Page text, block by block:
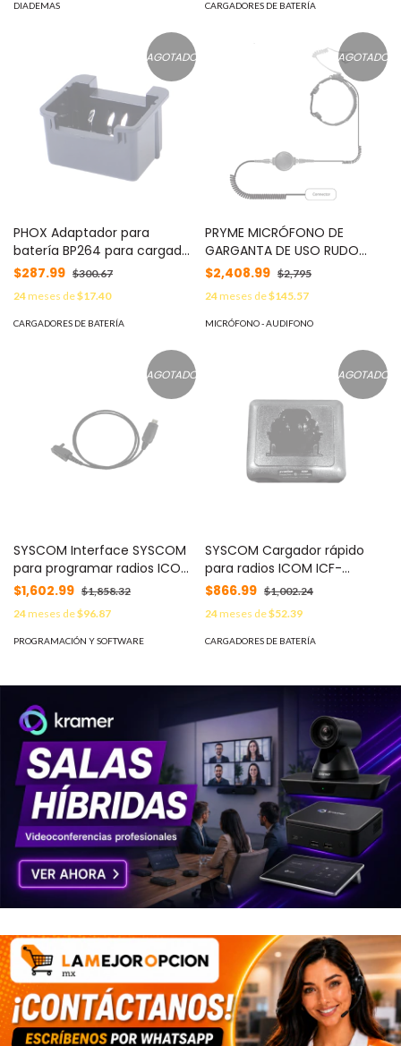
DIADEMAS CARGADORES DE BATERÍA
AGOTADO
PHOX Adaptador para
batería BP264 para cargador
Icom PSB191 MOD: PSUC191
$287.99 $300.67
24meses de$17.40
CARGADORES DE BATERÍA
AGOTADO
PRYME MICRÓFONO DE
GARGANTA DE USO RUDO
PARA ICOM ICF11/ ICF-14/ ICF-
3021/ ICF-3013/ ICF-3103/
ICF-3003. Se fija al equipo
con tornillos. MOD: SPM-
$2,408.99 $2,795
24meses de$145.57
MICRÓFONO - AUDIFONO
AGOTADO
SYSCOM Interface SYSCOM
para programar radios ICOM
MOD: SOPC966U
$1,602.99 $1,858.32
24meses de$96.87
PROGRAMACIÓN Y SOFTWARE
AGOTADO
SYSCOM Cargador rápido
para radios ICOM ICF-
30G/40G. MOD: IGRP
$866.99 $1,002.24
24meses de$52.39
CARGADORES DE BATERÍA